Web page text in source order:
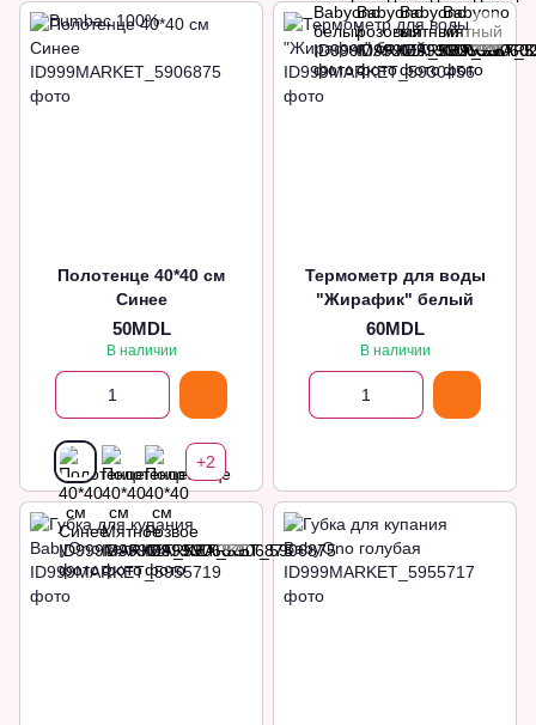
Полотенце 40*40 см
Синее
50MDL
В наличии
+2
Термометр для воды
"Жирафик" белый
60MDL
В наличии